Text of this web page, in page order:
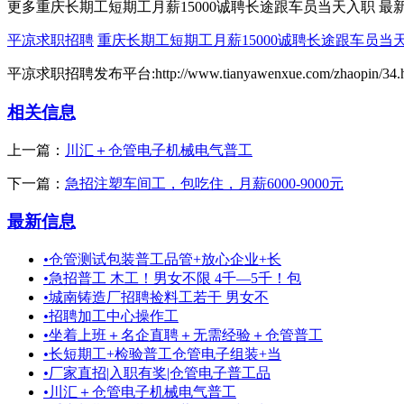
更多重庆长期工短期工月薪15000诚聘长途跟车员当天入职 最
平凉求职招聘 重庆长期工短期工月薪15000诚聘长途跟车员当
平凉求职招聘发布平台:http://www.tianyawenxue.com/zhaopin/
相关信息
上一篇： 川汇＋仓管电子机械电气普工
下一篇： 急招注塑车间工，包吃住，月薪6000-9000元
最新信息
•仓管测试包装普工品管+放心企业+长
•急招普工 木工！男女不限 4千—5千！包
•城南铸造厂招聘捡料工若干 男女不
•招聘加工中心操作工
•坐着上班＋名企直聘＋无需经验＋仓管普工
•长短期工+检验普工仓管电子组装+当
•厂家直招|入职有奖|仓管电子普工品
• 川汇＋仓管电子机械电气普工